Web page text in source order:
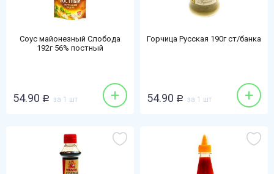
Соус майонезный Слобода
192г 56% постный
54.90 Р за 1 шт +
Горчица Русская 190г ст/банка
54.90 Р за 1 шт +